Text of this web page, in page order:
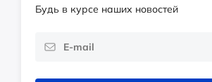
Будь в курсе наших новостей